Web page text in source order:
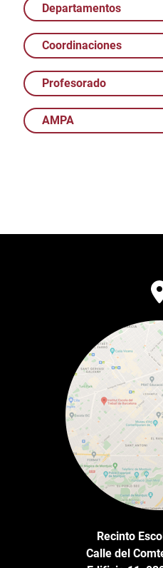
Departamentos
Coordinaciones
Profesorado
AMPA
Recinto
Calle del